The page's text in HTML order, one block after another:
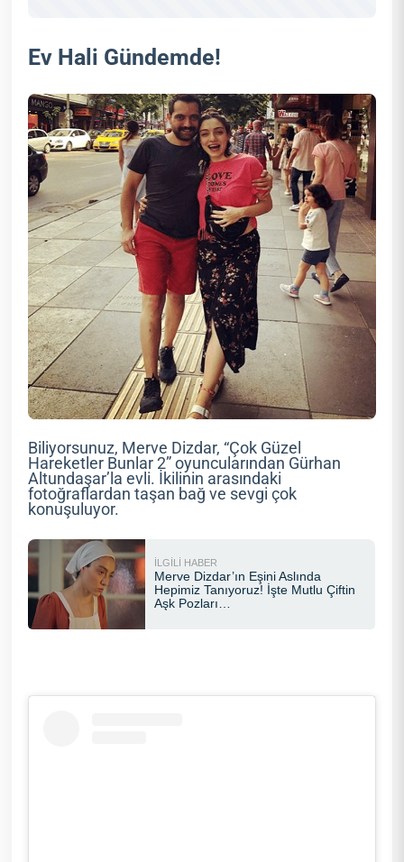
Ev Hali Gündemde!
Biliyorsunuz, Merve Dizdar, “Çok Güzel
Hareketler Bunlar 2” oyuncularından Gürhan
Altundaşar’la evli. İkilinin arasındaki
fotoğraflardan taşan bağ ve sevgi çok
konuşuluyor.